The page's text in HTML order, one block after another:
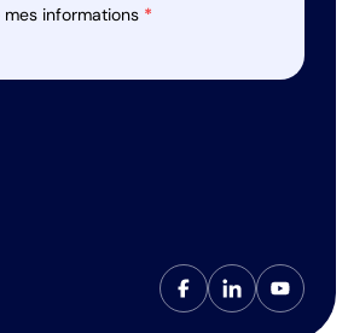
informations *